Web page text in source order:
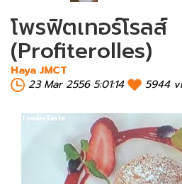
โพรฟิตเทอร์โรลส์
(Profiterolles)
Haya JMCT
23 Mar 2556 5:01:14
5944